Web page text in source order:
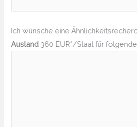
Ich wünsche eine
Ausland 360 EUR*/Staat für